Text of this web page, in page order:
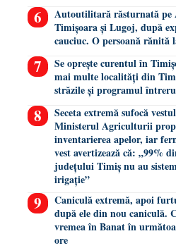
Autoutilitară răsturnată pe
Timișoara și Lugoj, după
cauciuc. O persoană rănită
Se oprește curentul în
mai multe localități din
străzile și programul
Seceta extremă sufocă
Ministerul Agriculturii
inventarierea apelor, iar
vest avertizează că: „99%
județului Timiș nu au
irigație”
Caniculă extremă, apoi
după ele din nou caniculă.
vremea în Banat în
ore